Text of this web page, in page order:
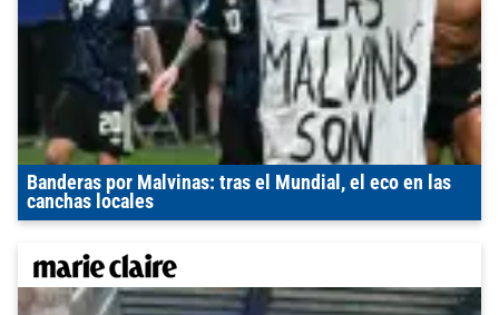
Banderas por Malvinas: tras el Mundial, el eco en las
canchas locales